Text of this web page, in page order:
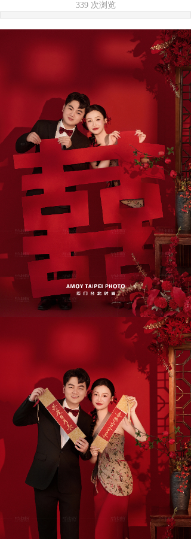
339 次浏览